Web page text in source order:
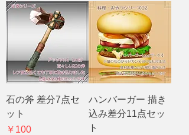
石の斧 差分7点セ
ット
価格
￥100
ハンバーガー 描き
込み差分11点セッ
ト